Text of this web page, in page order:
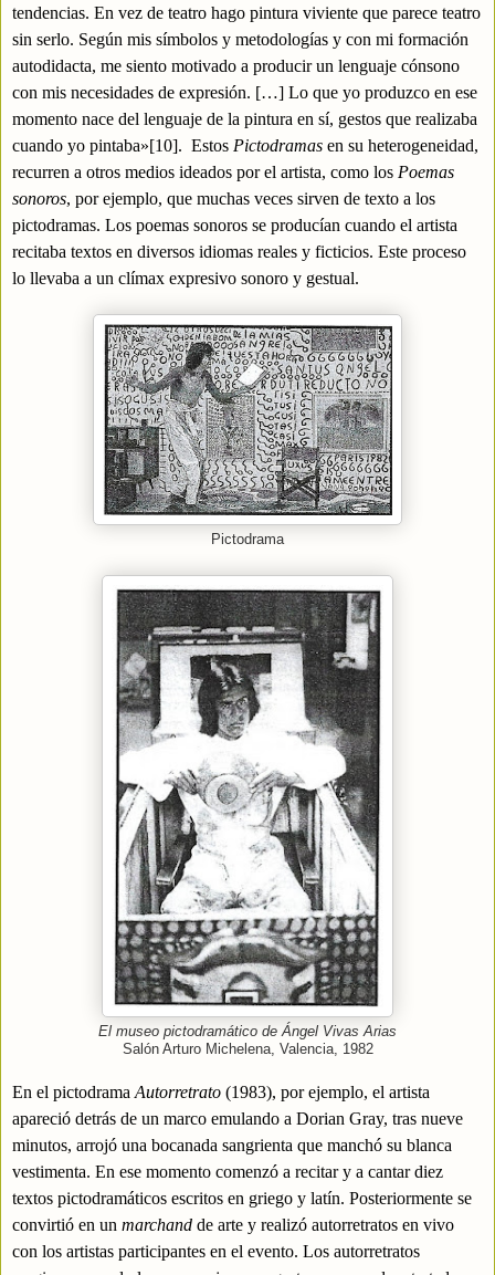
tendencias. En vez de teatro hago pintura viviente que parece teatro
sin serlo. Según mis símbolos y metodologías y con mi formación
autodidacta, me siento motivado a producir un lenguaje cónsono
con mis necesidades de expresión. […] Lo que yo produzco en ese
momento nace del lenguaje de la pintura en sí, gestos que realizaba
cuando yo pintaba»[10]. Estos Pictodramas en su heterogeneidad,
recurren a otros medios ideados por el artista, como los Poemas
sonoros, por ejemplo, que muchas veces sirven de texto a los
pictodramas. Los poemas sonoros se producían cuando el artista
recitaba textos en diversos idiomas reales y ficticios. Este proceso
lo llevaba a un clímax expresivo sonoro y gestual.
Pictodrama
El museo pictodramático de Ángel Vivas Arias
Salón Arturo Michelena, Valencia, 1982
En el pictodrama Autorretrato (1983), por ejemplo, el artista
apareció detrás de un marco emulando a Dorian Gray, tras nueve
minutos, arrojó una bocanada sangrienta que manchó su blanca
vestimenta. En ese momento comenzó a recitar y a cantar diez
textos pictodramáticos escritos en griego y latín. Posteriormente se
convirtió en un marchand de arte y realizó autorretratos en vivo
con los artistas participantes en el evento. Los autorretratos